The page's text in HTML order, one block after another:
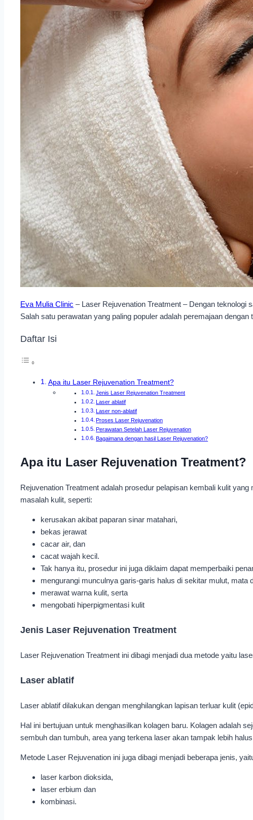
Eva Mulia Clinic – Laser Rejuvenation Treatment – Dengan teknologi
Salah satu perawatan yang paling populer adalah peremajaan
Daftar Isi
Apa itu Laser Rejuvenation Treatment?
Jenis Laser Rejuvenation Treatment
Laser ablatif
Laser non-ablatif
Proses Laser Rejuvenation
Perawatan Setelah Laser Rejuvenation
Bagaimana dengan hasil Laser Rejuvenation?
Apa itu Laser Rejuvenation Treatment?
Rejuvenation Treatment adalah prosedur pelapisan kembali kulit
masalah kulit, seperti:
kerusakan akibat paparan sinar matahari,
bekas jerawat
cacar air, dan
cacat wajah kecil.
Tak hanya itu, prosedur ini juga diklaim dapat memperbaiki
mengurangi munculnya garis-garis halus di sekitar mulut, mata
merawat warna kulit, serta
mengobati hiperpigmentasi kulit
Jenis Laser Rejuvenation Treatment
Laser Rejuvenation Treatment ini dibagi menjadi dua metode yaitu
Laser ablatif
Laser ablatif dilakukan dengan menghilangkan lapisan terluar kulit
Hal ini bertujuan untuk menghasilkan kolagen baru. Kolagen adalah
sembuh dan tumbuh, area yang terkena laser akan tampak lebih
Metode Laser Rejuvenation ini juga dibagi menjadi beberapa jenis,
laser karbon dioksida,
laser erbium dan
kombinasi.